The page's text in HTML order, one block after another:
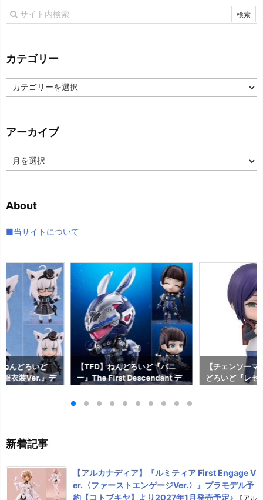
カテゴリー
カ
テ
ー
アーカイブ
ー
ブ
About
■当サイトについて
んどろいど
服衣装Ver.』デ
【TFD】ねんどろいど『バニ
ー』The First Descendant デ
【マックスファクトリー】より
【チェンソー
どろいど『レゼ
新着記事
【アルカナディア】『ルミティア First Engage V
er.〈ファーストエンゲージVer.〉』プラモデル予
約【コトブキヤ】より2027年1月発売予定♪
【アル